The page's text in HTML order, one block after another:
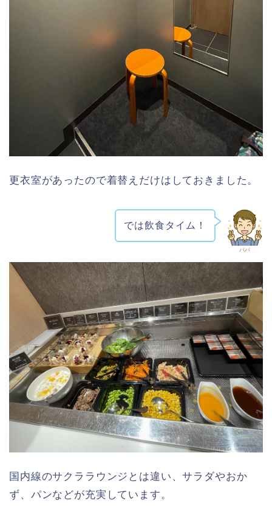
更衣室があったので着替えだけはしておきました。
パパ
では飲食タイム！
国内線のサクララウンジとは違い、サラダやおか
ず、パンなどが充実しています。